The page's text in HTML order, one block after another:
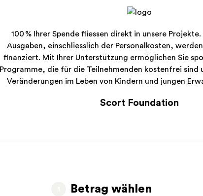
100 % Ihrer Spende fliessen direkt in unsere
Ausgaben, einschliesslich der Personalkosten,
finanziert. Mit Ihrer Unterstützung ermöglichen Sie
Programme, die für die Teilnehmenden kostenfrei
Veränderungen im Leben von Kindern und jungen
Scort Foundation
Betrag wählen